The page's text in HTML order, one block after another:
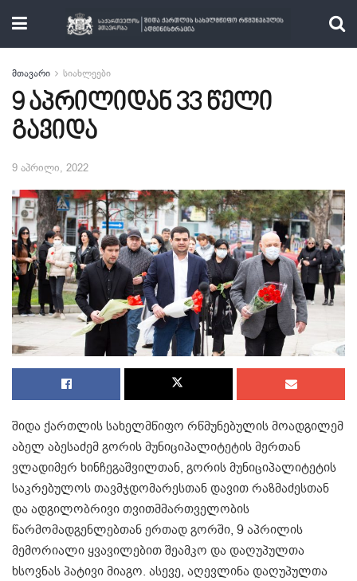
მთავარი სიახლეები
9 აპრილიდან 33 წელი
გავიდა
9 აპრილი, 2022
შიდა ქართლის სახელმწიფო რწმუნებულის მოადგილემ
აბელ აბესაძემ გორის მუნიციპალიტეტის მერთან
ვლადიმერ ხინჩეგაშვილთან, გორის მუნიციპალიტეტის
საკრებულოს თავმჯდომარესთან დავით რაზმაძესთან
და ადგილობრივი თვითმმართველობის
წარმომადგენლებთან ერთად გორში, 9 აპრილის
მემორიალი ყვავილებით შეამკო და დაღუპულთა
ხსოვნას პატივი მიაგო. ასევე, აღევლინა დაღუპულთა